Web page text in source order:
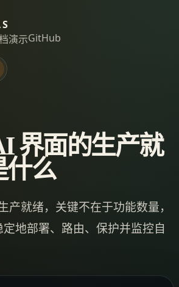
演示GitHub
界面的生产就
什么
产就绪，关键不在于功能数量，
地部署、路由、保护并监控自